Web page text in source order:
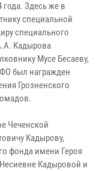
года. Здесь же в
специальной
специального
Кадырова
Мусе Бесаеву,
был награжден
Грозненского
Чеченской
Кадырову,
фонда имени Героя
Кадыровой и